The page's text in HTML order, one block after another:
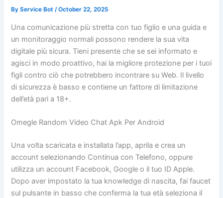
ByService Bot/October 22, 2025
Una comunicazione più stretta con tuo figlio e una guida e
un monitoraggio normali possono rendere la sua vita
digitale più sicura. Tieni presente che se sei informato e
agisci in modo proattivo, hai la migliore protezione per i tuoi
figli contro ciò che potrebbero incontrare su Web. Il livello
di sicurezza è basso e contiene un fattore di limitazione
dell’età pari a 18+.
Omegle Random Video Chat Apk Per Android
Una volta scaricata e installata l’app, aprila e crea un
account selezionando Continua con Telefono, oppure
utilizza un account Facebook, Google o il tuo ID Apple.
Dopo aver impostato la tua knowledge di nascita, fai faucet
sul pulsante in basso che conferma la tua età seleziona il